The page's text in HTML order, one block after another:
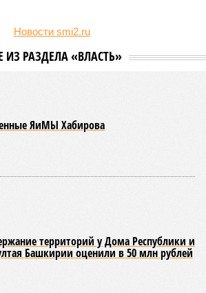
около 13 млрд рублей, связанных со
выезда из Уфы.
Недвижимость
долга, истец настаивает на
за пользование чужими денежными
изменить условия действующего
году по соглашению
с ВТБ для финансирования
проекта. Общая стоимость
выезда превысила 40 млрд
«Лимакмаращавтодороги»,
в «ЛМА».
соглашения, компания
дорогу, тоннель и мост,